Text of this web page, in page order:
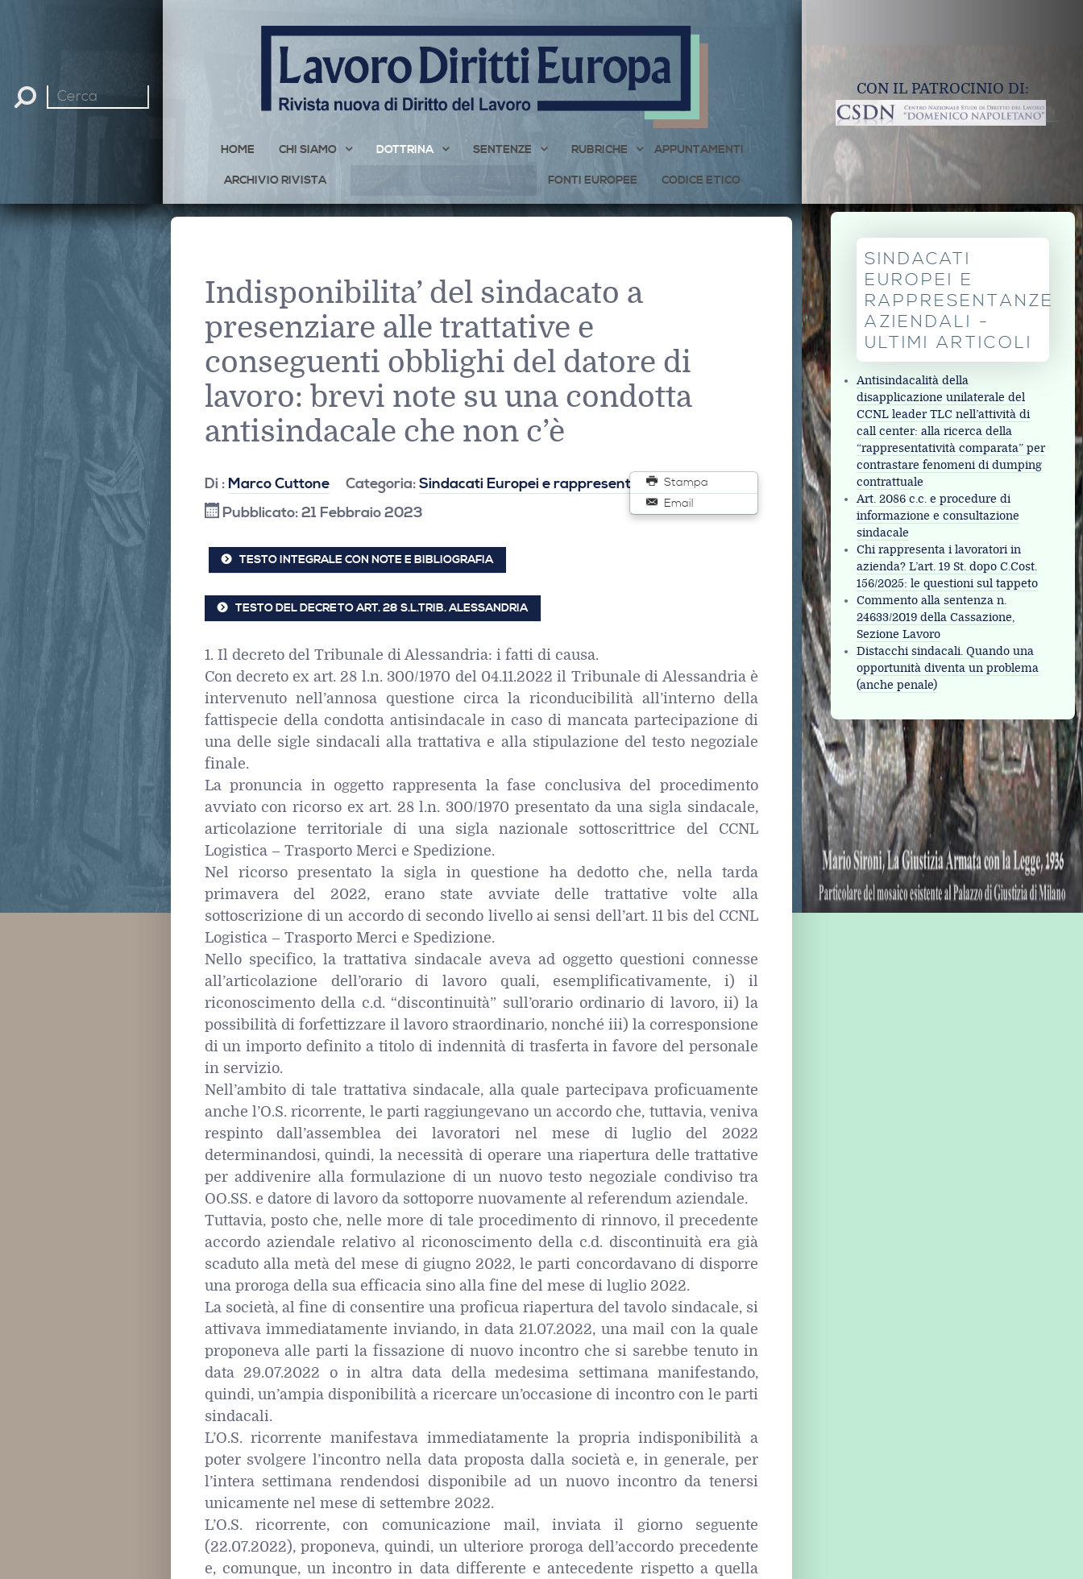
Cerca
nel
HOME CHI SIAMO DOTTRINA SENTENZE RUBRICHE APPUNTAMENTI
ARCHIVIO RIVISTA FONTI EUROPEE CODICE ETICO
CON IL PATROCINIO DI:
Indisponibilita’ del sindacato a
presenziare alle trattative e
conseguenti obblighi del datore di
lavoro: brevi note su una condotta
antisindacale che non c’è
Stampa
Email
Di :Marco Cuttone Categoria:Sindacati Europei e rappresentanze aziendali
Pubblicato: 21 Febbraio 2023
TESTO INTEGRALE CON NOTE E BIBLIOGRAFIA
TESTO DEL DECRETO ART. 28 S.L.TRIB. ALESSANDRIA
1. Il decreto del Tribunale di Alessandria: i fatti di causa.
Con decreto ex art. 28 l.n. 300/1970 del 04.11.2022 il Tribunale di Alessandria è
intervenuto nell’annosa questione circa la riconducibilità all’interno della
fattispecie della condotta antisindacale in caso di mancata partecipazione di
una delle sigle sindacali alla trattativa e alla stipulazione del testo negoziale
finale.
La pronuncia in oggetto rappresenta la fase conclusiva del procedimento
avviato con ricorso ex art. 28 l.n. 300/1970 presentato da una sigla sindacale,
articolazione territoriale di una sigla nazionale sottoscrittrice del CCNL
Logistica – Trasporto Merci e Spedizione.
Nel ricorso presentato la sigla in questione ha dedotto che, nella tarda
primavera del 2022, erano state avviate delle trattative volte alla
sottoscrizione di un accordo di secondo livello ai sensi dell’art. 11 bis del CCNL
Logistica – Trasporto Merci e Spedizione.
Nello specifico, la trattativa sindacale aveva ad oggetto questioni connesse
all’articolazione dell’orario di lavoro quali, esemplificativamente, i) il
riconoscimento della c.d. “discontinuità” sull’orario ordinario di lavoro, ii) la
possibilità di forfettizzare il lavoro straordinario, nonché iii) la corresponsione
di un importo definito a titolo di indennità di trasferta in favore del personale
in servizio.
Nell’ambito di tale trattativa sindacale, alla quale partecipava proficuamente
anche l’O.S. ricorrente, le parti raggiungevano un accordo che, tuttavia, veniva
respinto dall’assemblea dei lavoratori nel mese di luglio del 2022
determinandosi, quindi, la necessità di operare una riapertura delle trattative
per addivenire alla formulazione di un nuovo testo negoziale condiviso tra
OO.SS. e datore di lavoro da sottoporre nuovamente al referendum aziendale.
Tuttavia, posto che, nelle more di tale procedimento di rinnovo, il precedente
accordo aziendale relativo al riconoscimento della c.d. discontinuità era già
scaduto alla metà del mese di giugno 2022, le parti concordavano di disporre
una proroga della sua efficacia sino alla fine del mese di luglio 2022.
La società, al fine di consentire una proficua riapertura del tavolo sindacale, si
attivava immediatamente inviando, in data 21.07.2022, una mail con la quale
proponeva alle parti la fissazione di nuovo incontro che si sarebbe tenuto in
data 29.07.2022 o in altra data della medesima settimana manifestando,
quindi, un’ampia disponibilità a ricercare un’occasione di incontro con le parti
sindacali.
L’O.S. ricorrente manifestava immediatamente la propria indisponibilità a
poter svolgere l’incontro nella data proposta dalla società e, in generale, per
l’intera settimana rendendosi disponibile ad un nuovo incontro da tenersi
unicamente nel mese di settembre 2022.
L’O.S. ricorrente, con comunicazione mail, inviata il giorno seguente
(22.07.2022), proponeva, quindi, un ulteriore proroga dell’accordo precedente
e, comunque, un incontro in data differente e antecedente rispetto a quella
SINDACATI
EUROPEI E
RAPPRESENTANZE
AZIENDALI -
ULTIMI ARTICOLI
Antisindacalità della
disapplicazione unilaterale del
CCNL leader TLC nell’attività di
call center: alla ricerca della
“rappresentatività comparata” per
contrastare fenomeni di dumping
contrattuale
Art. 2086 c.c. e procedure di
informazione e consultazione
sindacale
Chi rappresenta i lavoratori in
azienda? L’art. 19 St. dopo C.Cost.
156/2025: le questioni sul tappeto
Commento alla sentenza n.
24633/2019 della Cassazione,
Sezione Lavoro
Distacchi sindacali. Quando una
opportunità diventa un problema
(anche penale)